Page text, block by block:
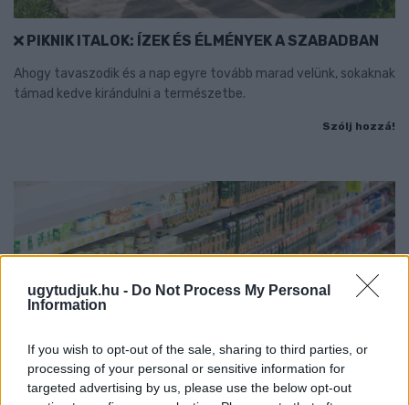
ugytudjuk.hu - Do Not Process My Personal
Information
If you wish to opt-out of the sale, sharing to third parties, or
processing of your personal or sensitive information for
targeted advertising by us, please use the below opt-out
PIKNIK ITALOK: ÍZEK ÉS ÉLMÉNYEK A SZABADBAN
Ahogy tavaszodik és a nap egyre tovább marad velünk, sokaknak
támad kedve kirándulni a természetbe.
Szólj hozzá!